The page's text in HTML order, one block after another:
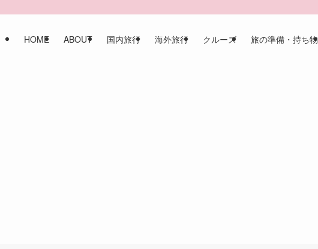
HOME ABOUT 国内旅行 海外旅行 クルーズ 旅の準備・持ち物